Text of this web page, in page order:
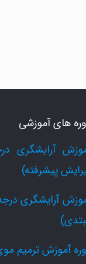
های آموزشی
پیشرفته)
آموزش ترمیم